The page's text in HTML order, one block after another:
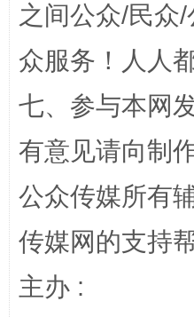
之间公众/民众
众服务！人人
七、参与本网
有意见请向制
公众传媒所有
传媒网的支持
主办 :